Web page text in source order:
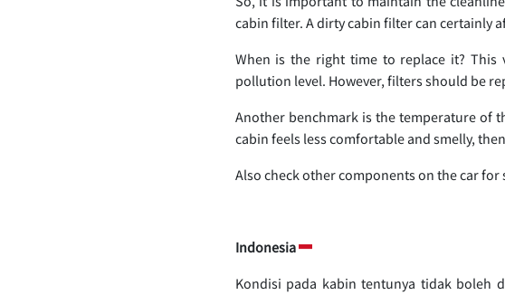
cabin filter. A dirty cabin filter can certainly
When is the right time to replace it? This
pollution level. However, filters should be
Another benchmark is the temperature of
cabin feels less comfortable and smelly,
Also check other components on the car
Indonesia
Kondisi pada kabin tentunya tidak boleh